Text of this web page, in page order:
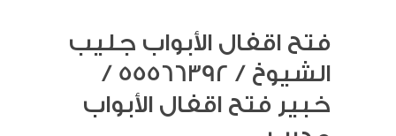
فتح اقفال الأبواب جليب
الشيوخ / 55566392 /
خبير فتح اقفال الأبواب